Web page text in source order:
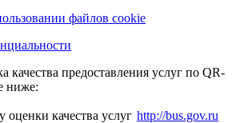
файлов cookie
качества предоставления услуг по QR-
ниже:
http://bus.gov.ru